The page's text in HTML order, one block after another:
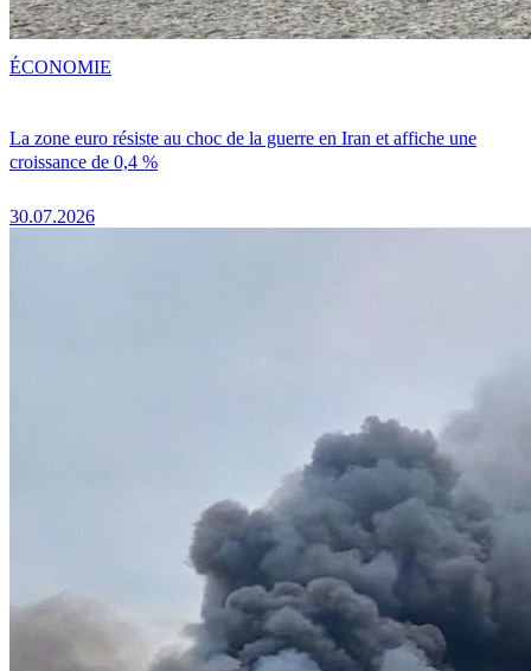
La zone euro résiste au choc de la guerre en Iran et affiche une
croissance de 0,4 %
30.07.2026
ÉCONOMIE